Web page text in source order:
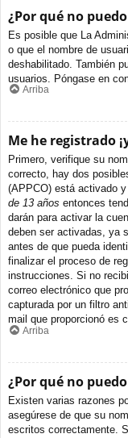
¿Por qué no
Es posible que La
o que el nombre de
deshabilitado. También
usuarios. Póngase en
Arriba
Me he registrado
Primero, verifique su
correcto, hay dos
(APPCO) está activado
de 13 años entonces
darán para activar la
deben ser activadas, ya
antes de que pueda
finalizar el proceso de
instrucciones. Si no
correo electrónico que
capturada por un filtro
mail que proporcionó es
Arriba
¿Por qué no
Existen varias razones
asegúrese de que su
escritos correctamente.